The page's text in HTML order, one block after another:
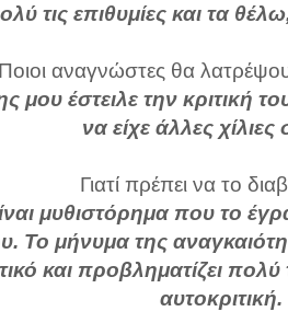
τις επιθυμίες και τα
Ποιοι αναγνώστες θα
μου έστειλε την κριτική
να είχε άλλες χίλιες
Γιατί πρέπει να το
μυθιστόρημα που το
Το μήνυμα της
και προβληματίζει
αυτοκριτική.